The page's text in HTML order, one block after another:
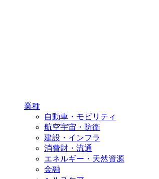
業種
自動車・モビリティ
航空宇宙・防衛
建設・インフラ
消費財・流通
エネルギー・天然資源
金融